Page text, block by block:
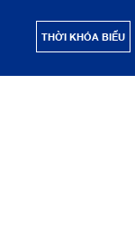
THỜI KHÓA BIỂU